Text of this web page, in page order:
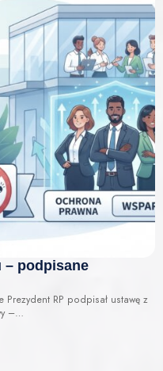
– podpisane
RP podpisał ustawę z
–…